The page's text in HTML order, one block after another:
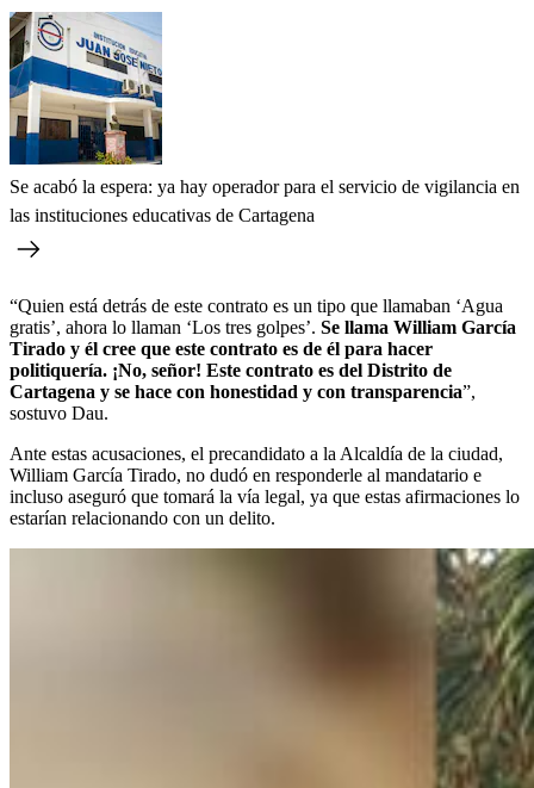
Se acabó la espera: ya hay operador para el servicio de vigilancia en
las instituciones educativas de Cartagena
“Quien está detrás de este contrato es un tipo que llamaban ‘Agua
gratis’, ahora lo llaman ‘Los tres golpes’. Se llama William García
Tirado y él cree que este contrato es de él para hacer
politiquería. ¡No, señor! Este contrato es del Distrito de
Cartagena y se hace con honestidad y con transparencia”,
sostuvo Dau.
Ante estas acusaciones, el precandidato a la Alcaldía de la ciudad,
William García Tirado, no dudó en responderle al mandatario e
incluso aseguró que tomará la vía legal, ya que estas afirmaciones lo
estarían relacionando con un delito.